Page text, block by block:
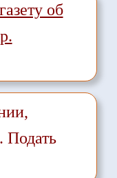
об
Подать